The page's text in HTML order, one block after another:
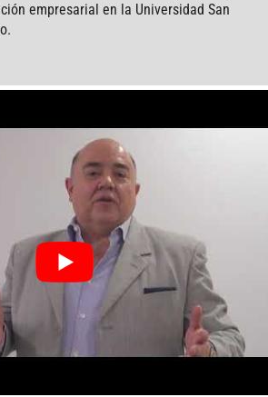
empresarial en la Universidad San